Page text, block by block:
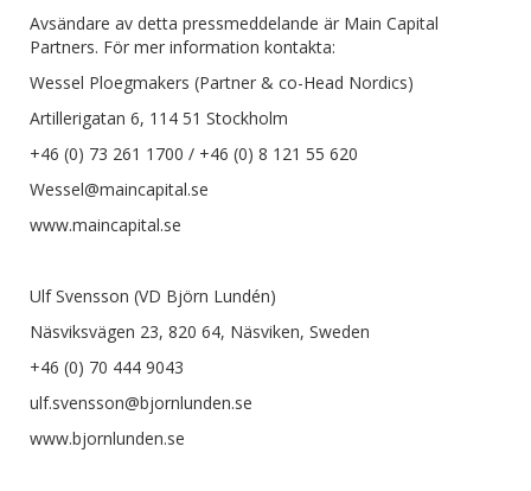
Avsändare av detta pressmeddelande är Main Capital
Partners. För mer information kontakta:
Wessel Ploegmakers (Partner & co-Head Nordics)
Artillerigatan 6, 114 51 Stockholm
+46 (0) 73 261 1700 / +46 (0) 8 121 55 620
Wessel@maincapital.se
www.maincapital.se
Ulf Svensson (VD Björn Lundén)
Näsviksvägen 23, 820 64, Näsviken, Sweden
+46 (0) 70 444 9043
ulf.svensson@bjornlunden.se
www.bjornlunden.se